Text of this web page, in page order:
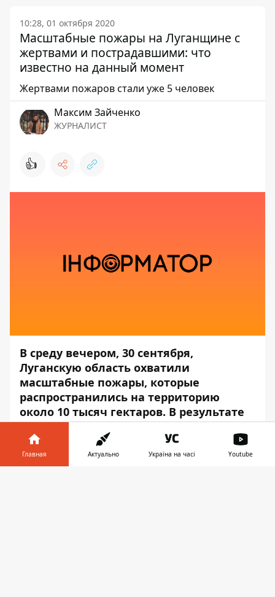
10:28, 01 октября 2020
Масштабные пожары на Луганщине с
жертвами и пострадавшими: что
известно на данный момент
Жертвами пожаров стали уже 5 человек
Максим Зайченко
ЖУРНАЛИСТ
👍
В среду вечером, 30 сентября,
Луганскую область охватили
масштабные пожары, которые
распространились на территорию
около 10 тысяч гектаров. В результате
погибли 5 человек и как минимум 12
пострадали. Полиция открыла
уголовное дело, а спасатели
продолжают тушить огонь, причины
Главная Актуально Україна на часі Youtube